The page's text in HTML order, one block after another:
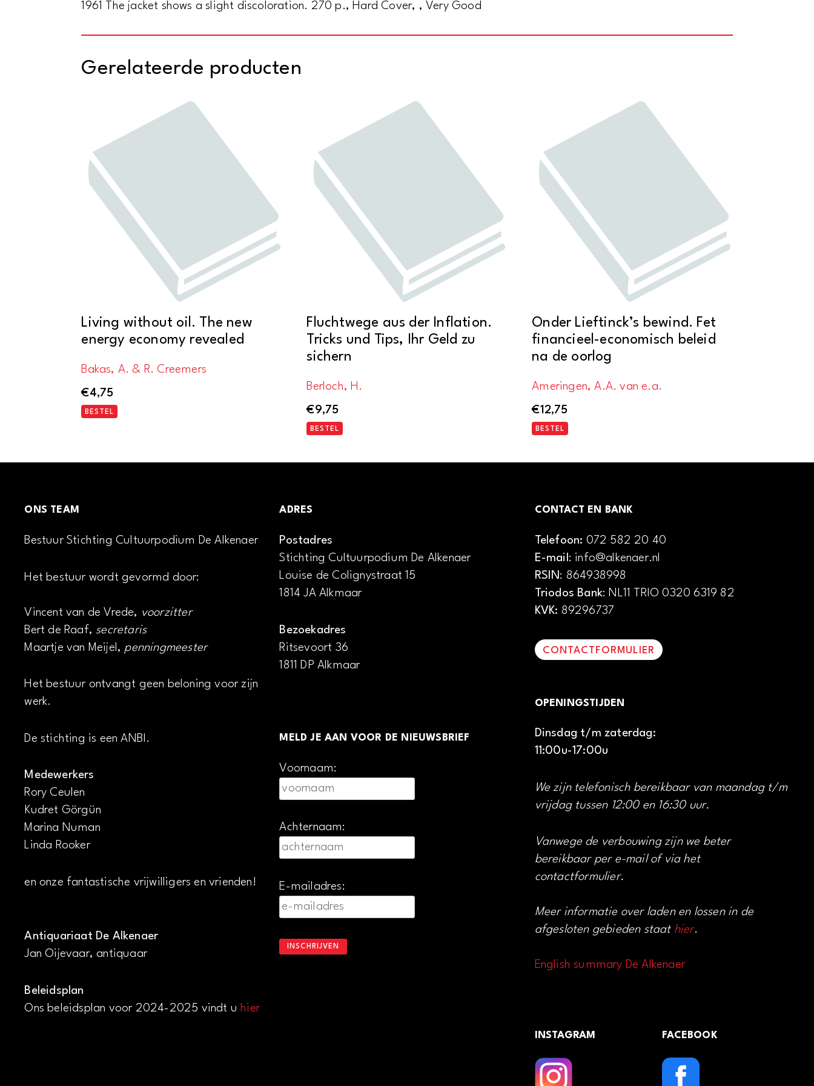
1961 The jacket shows a slight discoloration. 270 p., Hard Cover, , Very Good
Gerelateerde producten
Living without oil. The new
energy economy revealed
Bakas, A. & R. Creemers
€4,75
BESTEL
Fluchtwege aus der Inflation.
Tricks und Tips, Ihr Geld zu
sichern
Berloch, H.
€9,75
BESTEL
Onder Lieftinck’s bewind. Fet
financieel-economisch beleid
na de oorlog
Ameringen, A.A. van e.a.
€12,75
BESTEL
ONS TEAM
Bestuur Stichting Cultuurpodium De Alkenaer
Het bestuur wordt gevormd door:
Vincent van de Vrede, voorzitter
Bert de Raaf, secretaris
Maartje van Meijel, penningmeester
Het bestuur ontvangt geen beloning voor zijn
werk.
De stichting is een ANBI.
Medewerkers
Rory Ceulen
Kudret Görgün
Marina Numan
Linda Rooker
en onze fantastische vrijwilligers en vrienden!
Antiquariaat De Alkenaer
Jan Oijevaar, antiquaar
Beleidsplan
Ons beleidsplan voor 2024-2025 vindt u hier
ADRES
Postadres
Stichting Cultuurpodium De Alkenaer
Louise de Colignystraat 15
1814 JA Alkmaar
Bezoekadres
Ritsevoort 36
1811 DP Alkmaar
MELD JE AAN VOOR DE NIEUWSBRIEF
Voornaam:
Achternaam:
E-mailadres:
CONTACT EN BANK
Telefoon: 072 582 20 40
E-mail: info@alkenaer.nl
RSIN: 864938998
Triodos Bank: NL11 TRIO 0320 6319 82
KVK: 89296737
CONTACTFORMULIER
OPENINGSTIJDEN
Dinsdag t/m zaterdag:
11:00u-17:00u
We zijn telefonisch bereikbaar van maandag t/m
vrijdag tussen 12:00 en 16:30 uur.
Vanwege de verbouwing zijn we beter
bereikbaar per e-mail of via het
contactformulier.
Meer informatie over laden en lossen in de
afgesloten gebieden staat hier.
English summary De Alkenaer
INSTAGRAM FACEBOOK